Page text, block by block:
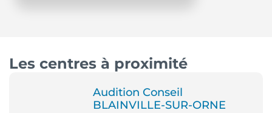
Les centres à proximité
Audition Conseil
BLAINVILLE-SUR-ORNE